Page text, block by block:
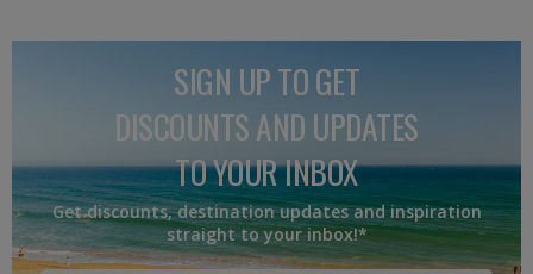
SIGN UP TO GET
DISCOUNTS AND UPDATES
TO YOUR INBOX
Get discounts, destination updates and inspiration
straight to your inbox!*